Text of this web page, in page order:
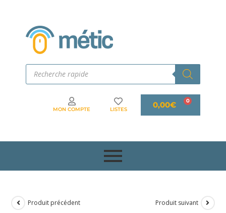
MON COMPTE LISTES 0,00€
Produit précédent Produit suivant